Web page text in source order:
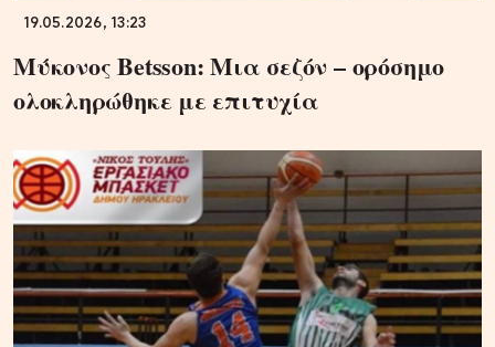
19.05.2026, 13:23
Μύκονος Betsson: Μια σεζόν – ορόσημο
ολοκληρώθηκε με επιτυχία